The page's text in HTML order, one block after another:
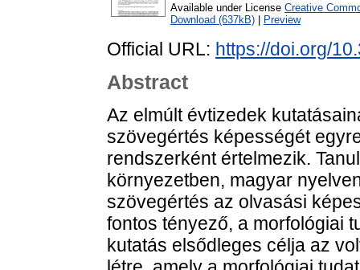
Available under License Creative
Download (637kB)
Preview
Official URL: https://doi.org/
Abstract
Az elmúlt évtizedek
szövegértés képességét
rendszerként értelmezik.
környezetben, magyar
szövegértés az olvasási
fontos tényező, a morfológiai
kutatás elsődleges célja az